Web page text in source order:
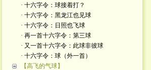
· 十六字令：球接着打？
· 十六字令：黑龙江也见球
· 十六字令：日照也飞球
· 再一首十六字令：第三球
· 又一首十六字令：此球非彼球
· 十六字令：球（外一首）
【高飞的气球】